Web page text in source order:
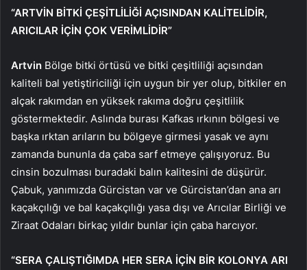
“ARTVİN BİTKİ ÇEŞİTLİLİĞİ AÇISINDAN KALİTELİDİR,
ARICILAR İÇİN ÇOK VERİMLİDİR”
Artvin Bölge bitki örtüsü ve bitki çeşitliliği açısından
kaliteli bal yetiştiriciliği için uygun bir yer olup, bitkiler en
alçak rakımdan en yüksek rakıma doğru çeşitlilik
göstermektedir. Aslında burası Kafkas ırkının bölgesi ve
başka ırktan arıların bu bölgeye girmesi yasak ve aynı
zamanda bununla da çaba sarf etmeye çalışıyoruz. Bu
cinsin bozulması buradaki balın kalitesini de düşürür.
Çabuk, yanımızda Gürcistan var ve Gürcistan’dan ana arı
kaçakçılığı ve bal kaçakçılığı yasa dışı ve Arıcılar Birliği ve
Ziraat Odaları birkaç yıldır bunlar için çaba harcıyor.
“SERA ÇALIŞTIĞIMDA HER SERA İÇİN BİR KOLONYA ARI